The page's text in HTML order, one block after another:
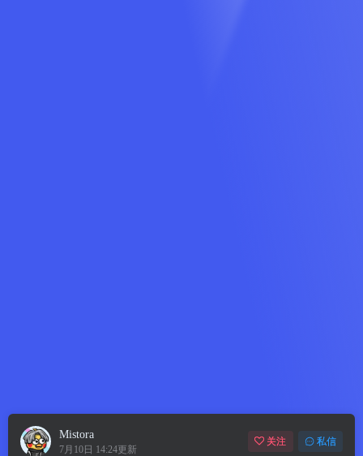
Mistora
7月10日 14:24更新
关注 私信